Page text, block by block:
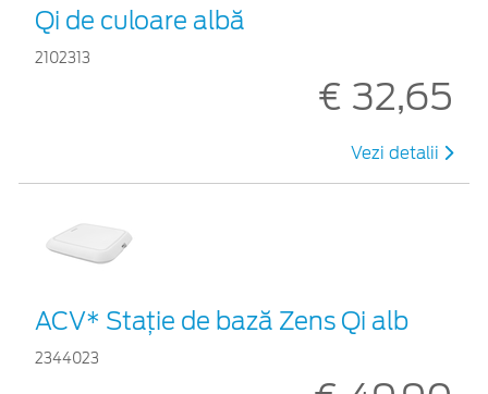
Qi de culoare albă
2102313
€ 32,65
Vezi detalii
ACV* Stație de bază Zens Qi alb
2344023